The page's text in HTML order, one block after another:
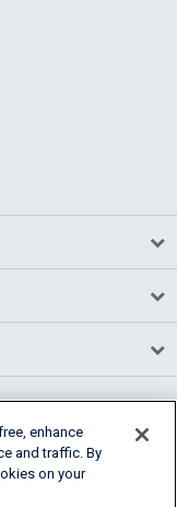
enhance
and traffic. By
on your